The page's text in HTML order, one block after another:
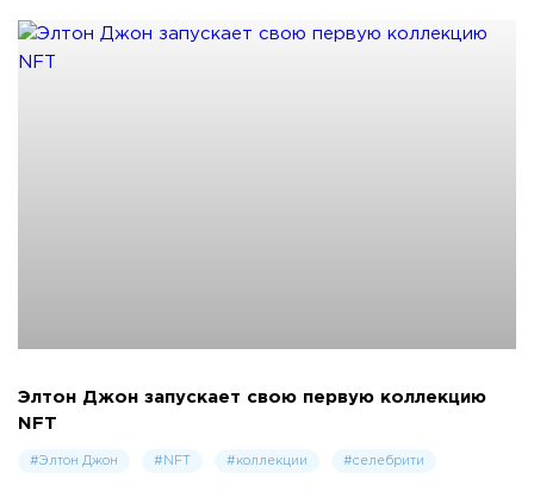
Элтон Джон запускает свою первую коллекцию
NFT
#Элтон Джон #NFT #коллекции #селебрити